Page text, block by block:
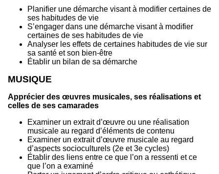
Planifier une démarche visant à modifier certaines de
ses habitudes de vie
S’engager dans une démarche visant à modifier
certaines de ses habitudes de vie
Analyser les effets de certaines habitudes de vie sur
sa santé et son bien-être
Établir un bilan de sa démarche
MUSIQUE
Apprécier des œuvres musicales, ses réalisations et
celles de ses camarades
Examiner un extrait d’œuvre ou une réalisation
musicale au regard d’éléments de contenu
Examiner un extrait d’œuvre musicale au regard
d’aspects socioculturels (2e et 3e cycles)
Établir des liens entre ce que l’on a ressenti et ce
que l’on a examiné